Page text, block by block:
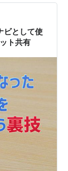
無料
ビとして使
ト共有